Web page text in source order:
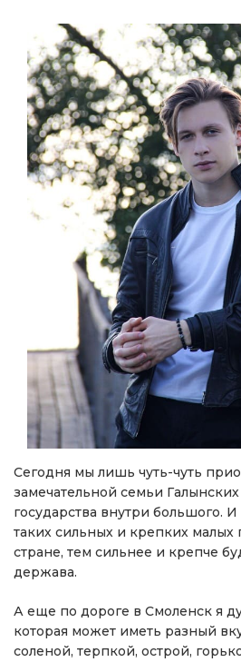
Сегодня мы лишь чуть-чуть
замечательной семьи
государства внутри большого.
таких сильных и крепких малых
стране, тем сильнее и крепче
держава.
А еще по дороге в Смоленск я
которая может иметь разный
соленой, терпкой, острой,